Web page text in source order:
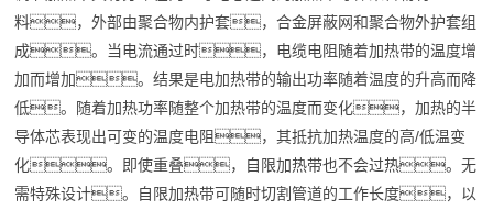
料，外部由聚合物内护套，合金屏蔽网和聚合物外护套组
成。当电流通过时，电缆电阻随着加热带的温度增
加而增加。结果是电加热带的输出功率随着温度的升高而降
低。随着加热功率随整个加热带的温度而变化，加热的半
导体芯表现出可变的温度电阻，其抵抗加热温度的高/低温变
化。即使重叠，自限加热带也不会过热。无
需特殊设计。自限加热带可随时切割管道的工作长度，以